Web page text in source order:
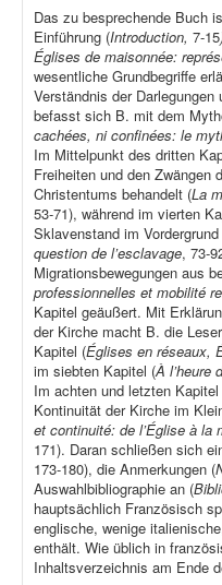
Das zu besprechende Buch
Einführung (Introduction, 7-15
Églises de maisonnée:
wesentliche Grundbegriffe
Verständnis der
befasst sich B. mit dem
cachées, ni confinées: le
Im Mittelpunkt des dritten
Freiheiten und den Zwängen
Christentums behandelt (La
53-71), während im vierten
Sklavenstand im
question de l’esclavage, 73-
Migrationsbewegungen aus
professionnelles et mobilité
Kapitel geäußert. Mit
der Kirche macht B. die
Kapitel (Églises en réseaux,
im siebten Kapitel (À l’heure
Im achten und letzten
Kontinuität der Kirche im
et continuité: de l’Église à la
171). Daran schließen sich
173-180), die Anmerkungen (
Auswahlbibliographie an (
hauptsächlich Französisch
englische, wenige
enthält. Wie üblich in
Inhaltsverzeichnis am Ende